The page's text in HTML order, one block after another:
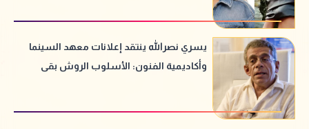
يسري نصرالله ينتقد إعلانات معهد السينما
وأكاديمية الفنون: الأسلوب الروش بقى